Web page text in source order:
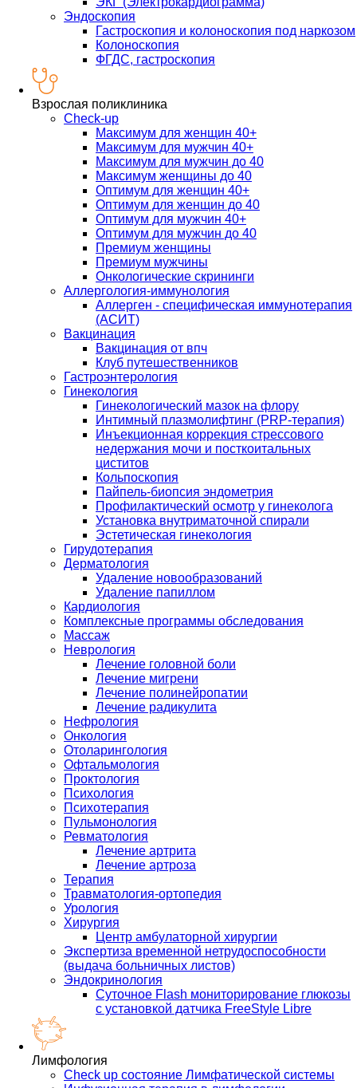
Эндоскопия
Гастроскопия и колоноскопия под наркозом
Колоноскопия
ФГДС, гастроскопия
Взрослая поликлиника
Check-up
Максимум для женщин 40+
Максимум для мужчин 40+
Максимум для мужчин до 40
Максимум женщины до 40
Оптимум для женщин 40+
Оптимум для женщин до 40
Оптимум для мужчин 40+
Оптимум для мужчин до 40
Премиум женщины
Премиум мужчины
Онкологические скрининги
Аллергология-иммунология
Аллерген - специфическая иммунотерапия
(АСИТ)
Вакцинация
Вакцинация от впч
Клуб путешественников
Гастроэнтерология
Гинекология
Гинекологический мазок на флору
Интимный плазмолифтинг (PRP-терапия)
Инъекционная коррекция стрессового
недержания мочи и посткоитальных
циститов
Кольпоскопия
Пайпель-биопсия эндометрия
Профилактический осмотр у гинеколога
Установка внутриматочной спирали
Эстетическая гинекология
Гирудотерапия
Дерматология
Удаление новообразований
Удаление папиллом
Кардиология
Комплексные программы обследования
Массаж
Неврология
Лечение головной боли
Лечение мигрени
Лечение полинейропатии
Лечение радикулита
Нефрология
Онкология
Отоларингология
Офтальмология
Проктология
Психология
Психотерапия
Пульмонология
Ревматология
Лечение артрита
Лечение артроза
Терапия
Травматология-ортопедия
Урология
Хирургия
Центр амбулаторной хирургии
Экспертиза временной нетрудоспособности
(выдача больничных листов)
Эндокринология
Суточное Flash мониторирование глюкозы
с установкой датчика FreeStyle Libre
Лимфология
Check up состояние Лимфатической системы